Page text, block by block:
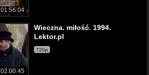
01:56:04
02:00:45
Wieczna. miłość. 1994.
Lektor.pl
720p